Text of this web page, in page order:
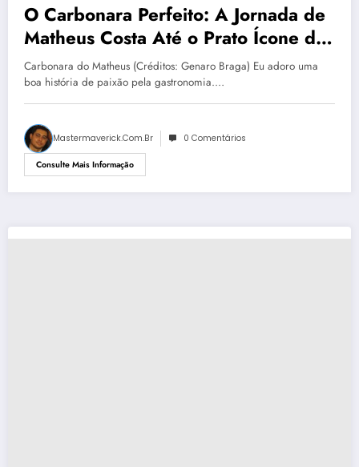
O Carbonara Perfeito: A Jornada de
Matheus Costa Até o Prato Ícone do
Mazé
Carbonara do Matheus (Créditos: Genaro Braga) Eu adoro uma
boa história de paixão pela gastronomia.…
Mastermaverick.com.br 0 Comentários
Consulte Mais Informação